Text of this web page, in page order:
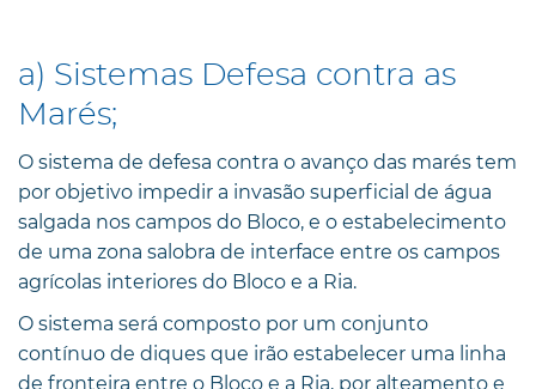
a) Sistemas Defesa contra as
Marés;
O sistema de defesa contra o avanço das marés tem
por objetivo impedir a invasão superficial de água
salgada nos campos do Bloco, e o estabelecimento
de uma zona salobra de interface entre os campos
agrícolas interiores do Bloco e a Ria.
O sistema será composto por um conjunto
contínuo de diques que irão estabelecer uma linha
de fronteira entre o Bloco e a Ria, por alteamento e